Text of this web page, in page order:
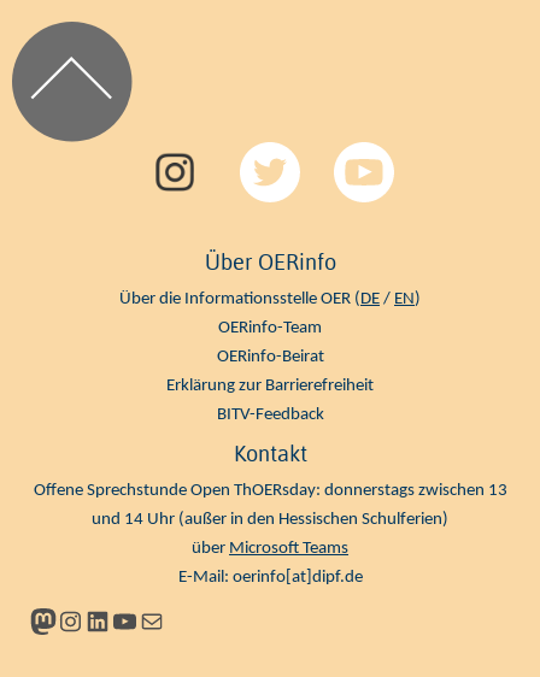
Über OERinfo
Über die Informationsstelle OER ( DE / EN )
OERinfo-Team
OERinfo-Beirat
Erklärung zur Barrierefreiheit
BITV-Feedback
Kontakt
Offene Sprechstunde Open ThOERsday: donnerstags zwischen 13
und 14 Uhr (außer in den Hessischen Schulferien)
über Microsoft Teams
E-Mail: oerinfo[at]dipf.de
Mastodon
Instagram
LinkedIn
YouTube
Newsletter